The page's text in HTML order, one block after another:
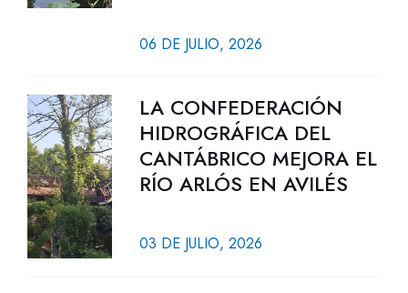
06 DE JULIO, 2026
LA CONFEDERACIÓN
HIDROGRÁFICA DEL
CANTÁBRICO MEJORA EL
RÍO ARLÓS EN AVILÉS
03 DE JULIO, 2026